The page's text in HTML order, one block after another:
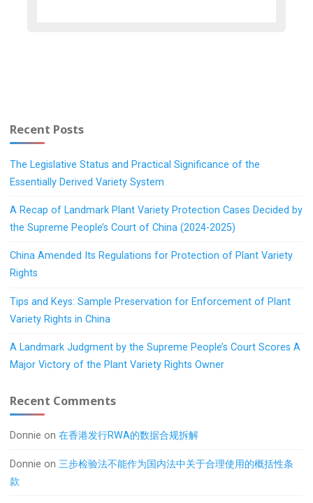
Recent Posts
The Legislative Status and Practical Significance of the
Essentially Derived Variety System
A Recap of Landmark Plant Variety Protection Cases Decided by
the Supreme People’s Court of China (2024-2025)
China Amended Its Regulations for Protection of Plant Variety
Rights
Tips and Keys: Sample Preservation for Enforcement of Plant
Variety Rights in China
A Landmark Judgment by the Supreme People’s Court Scores A
Major Victory of the Plant Variety Rights Owner
Recent Comments
Donnie on在香港发行RWA的数据合规拆解
Donnie on三步检验法不能作为国内法中关于合理使用的概括性条
款